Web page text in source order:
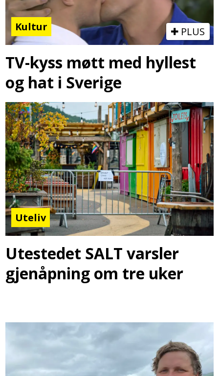
Kultur PLUS
TV-kyss møtt med hyllest
og hat i Sverige
Uteliv
Utestedet SALT varsler
gjenåpning om tre uker